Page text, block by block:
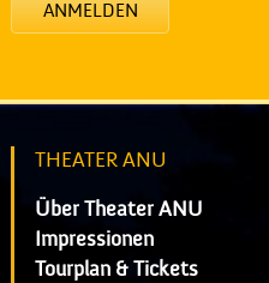
ANMELDEN
THEATER ANU
Über Theater ANU
Impressionen
Tourplan & Tickets